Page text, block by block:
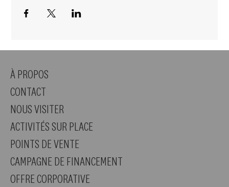
À PROPOS
CONTACT
NOUS VISITER
ACTIVITÉS SUR PLACE
POINTS DE VENTE
CAMPAGNE DE FINANCEMENT
OFFRE CORPORATIVE